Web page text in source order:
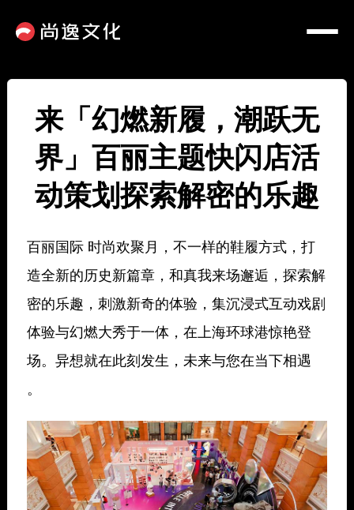
来「幻燃新履，潮跃无
界」百丽主题快闪店活
动策划探索解密的乐趣
百丽国际 时尚欢聚月，不一样的鞋履方式，打
造全新的历史新篇章，和真我来场邂逅，探索解
密的乐趣，刺激新奇的体验，集沉浸式互动戏剧
体验与幻燃大秀于一体，在上海环球港惊艳登
场。异想就在此刻发生，未来与您在当下相遇
。